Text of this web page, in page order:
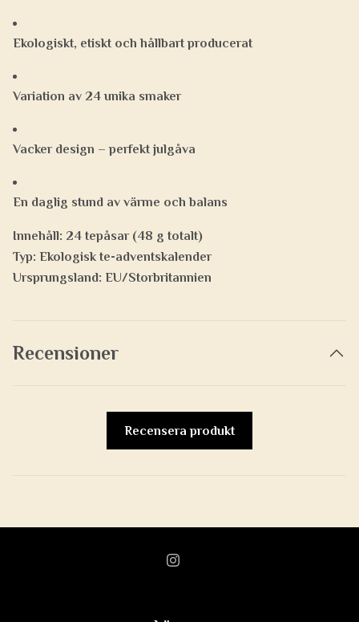
Ekologiskt, etiskt och hållbart producerat
Variation av 24 unika smaker
Vacker design – perfekt julgåva
En daglig stund av värme och balans
Innehåll: 24 tepåsar (48 g totalt)
Typ: Ekologisk te-adventskalender
Ursprungsland: EU/Storbritannien
Recensioner
Recensera produkt